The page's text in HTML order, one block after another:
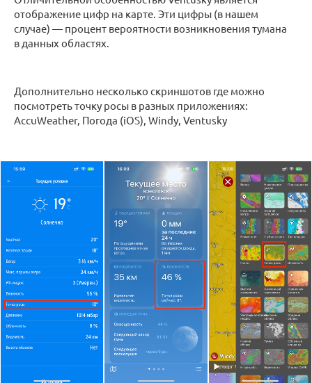
отображение цифр на карте. Эти цифры (в нашем
случае) — процент вероятности возникновения тумана
в данных областях.
Дополнительно несколько скриншотов где можно
посмотреть точку росы в разных приложениях:
AccuWeather, Погода (iOS), Windy, Ventusky